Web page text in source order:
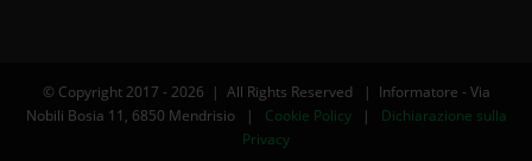
© Copyright 2017 - 2026 | All Rights Reserved | Informatore - Via
Nobili Bosia 11, 6850 Mendrisio | Cookie Policy| Dichiarazione sulla
Privacy